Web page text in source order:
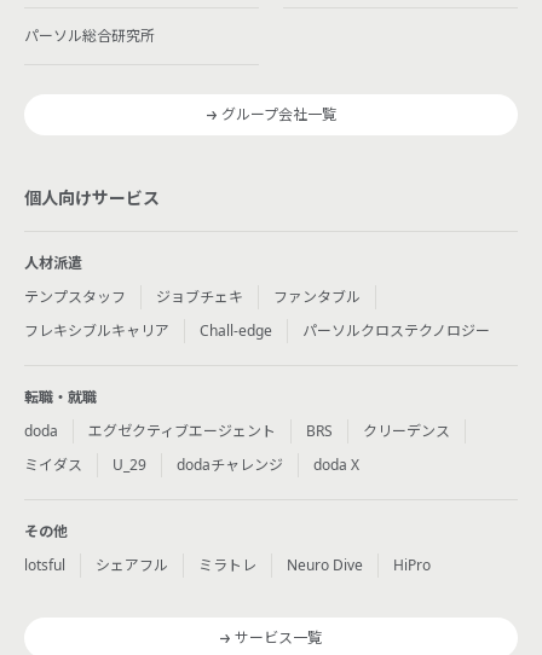
パーソル総合研究所
グループ会社一覧
個人向けサービス
人材派遣
テンプスタッフ
ジョブチェキ
ファンタブル
フレキシブルキャリア
Chall-edge パーソルクロステクノロジー
転職・就職
doda
エグゼクティブエージェント BRS
クリーデンス
ミイダス
U_29 dodaチャレンジ doda X
その他
lotsful
シェアフル ミラトレ Neuro Dive HiPro
サービス一覧